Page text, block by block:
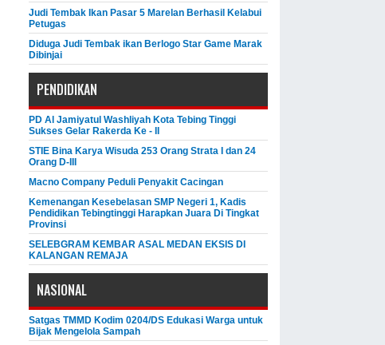
Judi Tembak Ikan Pasar 5 Marelan Berhasil Kelabui
Petugas
Diduga Judi Tembak ikan Berlogo Star Game Marak
Dibinjai
PENDIDIKAN
PD Al Jamiyatul Washliyah Kota Tebing Tinggi
Sukses Gelar Rakerda Ke - II
STIE Bina Karya Wisuda 253 Orang Strata I dan 24
Orang D-III
Macno Company Peduli Penyakit Cacingan
Kemenangan Kesebelasan SMP Negeri 1, Kadis
Pendidikan Tebingtinggi Harapkan Juara Di Tingkat
Provinsi
SELEBGRAM KEMBAR ASAL MEDAN EKSIS DI
KALANGAN REMAJA
NASIONAL
Satgas TMMD Kodim 0204/DS Edukasi Warga untuk
Bijak Mengelola Sampah